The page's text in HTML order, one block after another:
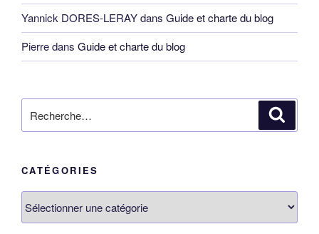
Yannick DORES-LERAYdans Guide et charte du blog
Pierredans Guide et charte du blog
pour
CATÉGORIES